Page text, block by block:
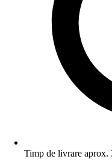
Timp de livrare aprox.